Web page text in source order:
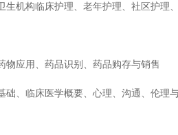
机构临床护理、老年护理、社区护理
物应用、药品识别、药品购存与销售
础、临床医学概要、心理、沟通、伦